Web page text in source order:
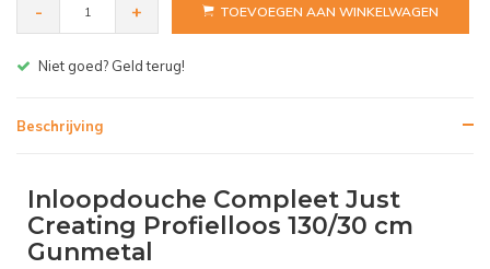
- + TOEVOEGEN AAN WINKELWAGEN
Gratis bezorgen v.a. € 150,- (NL)
Beschrijving
Inloopdouche Compleet Just
Creating Profielloos 130/30 cm
Gunmetal